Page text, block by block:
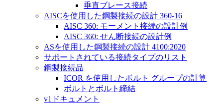
垂直ブレース接続
AISCを使用した鋼製接続の設計 360-16
AISC 360: モーメント接続の設計例
AISC 360: せん断接続の設計例
ASを使用した鋼製接続の設計 4100:2020
サポートされている接続タイプのリスト
鋼製接続品
ICOR を使用したボルト グループの計算
ボルトとボルト締結
v1ドキュメント